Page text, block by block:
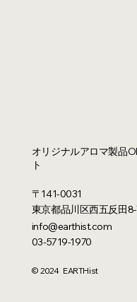
オリジナルアロマ製品
ト
〒141-0031
東京都品川区西五反田8-
info@earthist.com
03-5719-1970
© 2024 EARTHist